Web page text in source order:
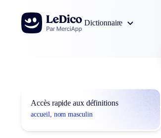
Aller au contenu
Dictionnaire
Accès rapide aux définitions
accueil, nom masculin